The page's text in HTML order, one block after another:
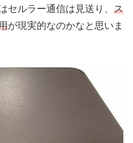
セルラー通信は見送り、 ス
が現実的なのかなと思いま